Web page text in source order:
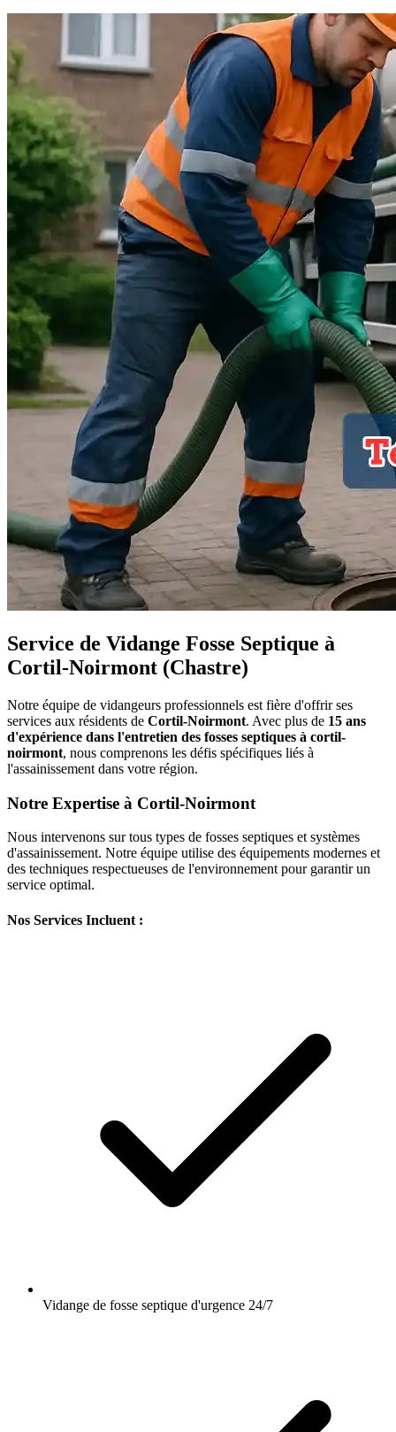
Service de Vidange Fosse Septique à
Cortil-Noirmont (Chastre)
Notre équipe de vidangeurs professionnels est fière d'offrir ses
services aux résidents de Cortil-Noirmont. Avec plus de 15 ans
d'expérience dans l'entretien des fosses septiques à cortil-
noirmont, nous comprenons les défis spécifiques liés à
l'assainissement dans votre région.
Notre Expertise à Cortil-Noirmont
Nous intervenons sur tous types de fosses septiques et systèmes
d'assainissement. Notre équipe utilise des équipements modernes et
des techniques respectueuses de l'environnement pour garantir un
service optimal.
Nos Services Incluent :
Vidange de fosse septique d'urgence 24/7